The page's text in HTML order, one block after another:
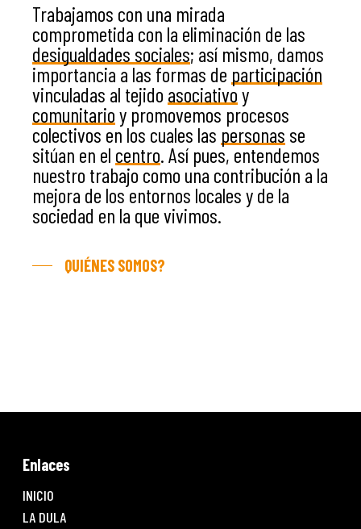
Trabajamos con una mirada
comprometida con la eliminación de las
desigualdades sociales; así mismo, damos
importancia a las formas de participación
vinculadas al tejido asociativoy
comunitarioy promovemos procesos
colectivos en los cuales las personas se
sitúan en el centro. Así pues, entendemos
nuestro trabajo como una contribución a la
mejora de los entornos locales y de la
sociedad en la que vivimos.
QUIÉNES SOMOS?
Enlaces
INICIO
LA DULA
La Dula
C/Poeta Alberola, 23-21
46018 València.